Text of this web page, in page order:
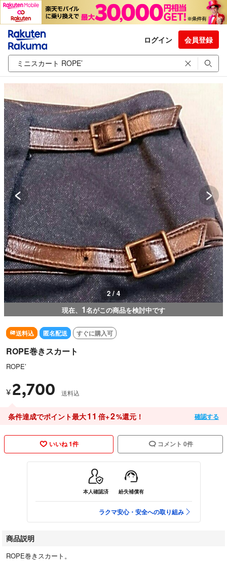
ログイン 会員登録
2 / 4
現在、 1名がこの商品を検討中です
送料込 匿名配送 すぐに購入可
ROPE巻きスカート
ROPE’
¥ 2,700 送料込
条件達成でポイント最大11 倍+2%還元！ 確認する
いいね 1件 コメント 0件
本人確認済 紛失補償有
ラクマ安心・安全への取り組み
商品説明
ROPE巻きスカート。